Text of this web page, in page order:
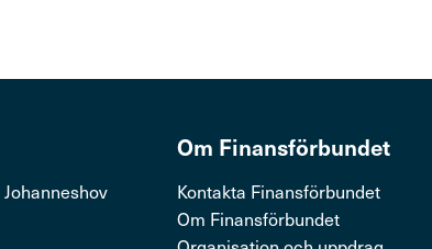
Om Finans­för­bundet
Kontakta Finansförbundet
Om Finansförbundet